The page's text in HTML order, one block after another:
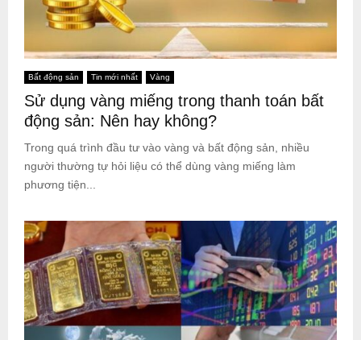
Bất động sản Tin mới nhất Vàng
Sử dụng vàng miếng trong thanh toán bất
động sản: Nên hay không?
Trong quá trình đầu tư vào vàng và bất động sản, nhiều
người thường tự hỏi liệu có thể dùng vàng miếng làm
phương tiện...